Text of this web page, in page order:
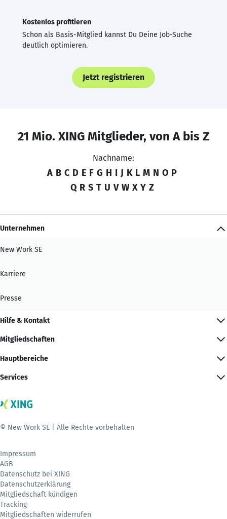
Kostenlos profitieren
Schon als Basis-Mitglied kannst Du Deine Job-Suche
deutlich optimieren.
Jetzt registrieren
21 Mio. XING Mitglieder, von A bis Z
Nachname:
A B C D E F G H I J K L M N O P
Q R S T U V W X Y Z
Unternehmen
New Work SE
Karriere
Presse
Hilfe & Kontakt
Mitgliedschaften
Hauptbereiche
Services
© New Work SE | Alle Rechte vorbehalten
Impressum
AGB
Datenschutz bei XING
Datenschutzerklärung
Mitgliedschaft kündigen
Tracking
Mitgliedschaften widerrufen